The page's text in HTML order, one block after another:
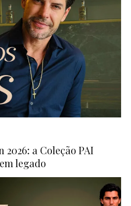
2026: a Coleção PAI
legado